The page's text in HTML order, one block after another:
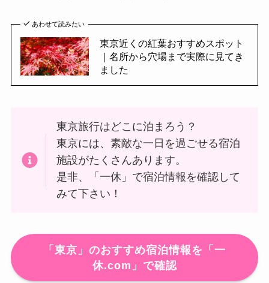
あわせて読みたい
東京近くの紅葉おすすめスポット
｜名所から穴場まで実際に見てき
ました
東京旅行はどこに泊まろう？
東京には、素敵な一日を過ごせる宿泊
施設がたくさんあります。
是非、「一休」で宿泊情報を確認して
みて下さい！
「東京」のおすすめ宿泊情報を「一
休.com」で確認